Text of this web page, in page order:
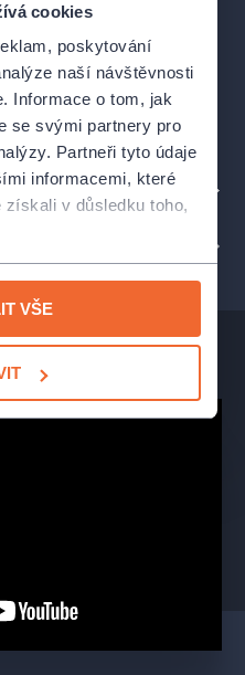
cookies
poskytování
naší návštěvnosti
Informace o tom, jak
se svými partnery pro
Partneři tyto údaje
informacemi, které
v důsledku toho,
VŠE
ZOBRAZIT NA MAPĚ